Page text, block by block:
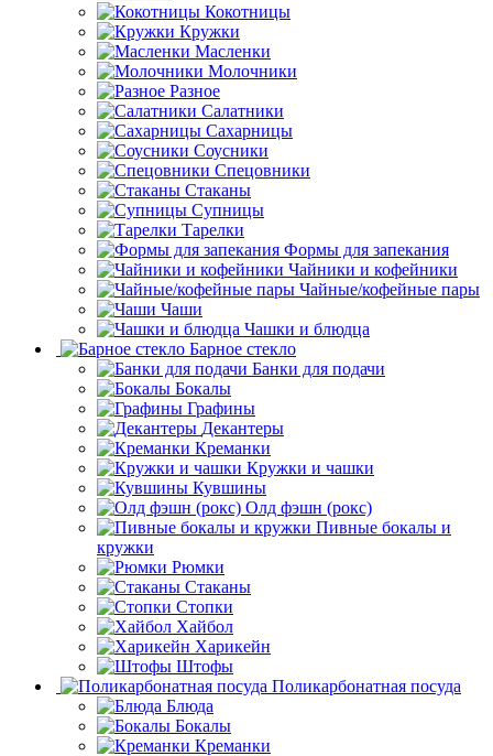
Кокотницы
Кружки
Масленки
Молочники
Разное
Салатники
Сахарницы
Соусники
Спецовники
Стаканы
Супницы
Тарелки
Формы для запекания
Чайники и кофейники
Чайные/кофейные пары
Чаши
Чашки и блюдца
Барное стекло
Банки для подачи
Бокалы
Графины
Декантеры
Креманки
Кружки и чашки
Кувшины
Олд фэшн (рокс)
Пивные бокалы и
кружки
Рюмки
Стаканы
Стопки
Хайбол
Харикейн
Штофы
Поликарбонатная посуда
Блюда
Бокалы
Креманки